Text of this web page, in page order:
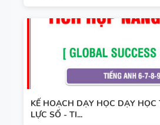
KẾ HOẠCH DẠY HỌC DẠY HỌC
LỰC SỐ - TI...